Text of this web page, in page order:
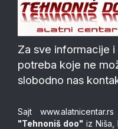
Za sve informacije
potreba koje ne
slobodno nas
Sajt www.alatnicentar.rs
"Tehnoniš doo" iz Niša,